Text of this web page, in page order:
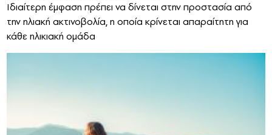
Ιδιαίτερη έμφαση πρέπει να δίνεται στην προστασία από
την ηλιακή ακτινοβολία, η οποία κρίνεται απαραίτητη για
κάθε ηλικιακή ομάδα